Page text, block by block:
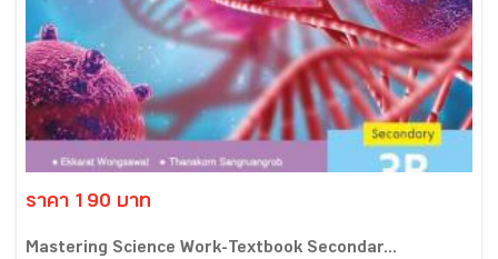
ราคา 190 บาท
Mastering Science Work-Textbook Secondar...